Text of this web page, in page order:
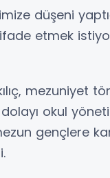
düşeni
ifade etmek
mezuniyet
okul
gençlere